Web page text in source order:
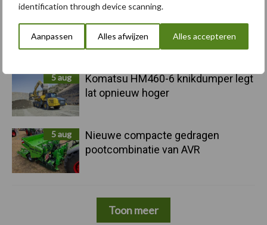
identification through device scanning.
Aanpassen Alles afwijzen Alles accepteren
Caterpillar breidt gamma
elektrische bulldozers uit
5 aug
Komatsu HM460-6 knikdumper legt
lat opnieuw hoger
5 aug
Nieuwe compacte gedragen
pootcombinatie van AVR
Toon meer